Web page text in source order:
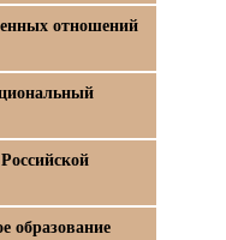
отношений
образование